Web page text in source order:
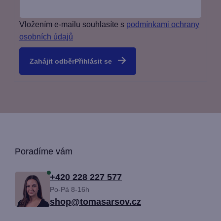
Vložením e-mailu souhlasíte s podmínkami ochrany
osobních údajů
Přihlásit se
Poradíme vám
+420 228 227 577
Po-Pá 8-16h
shop@tomasarsov.cz